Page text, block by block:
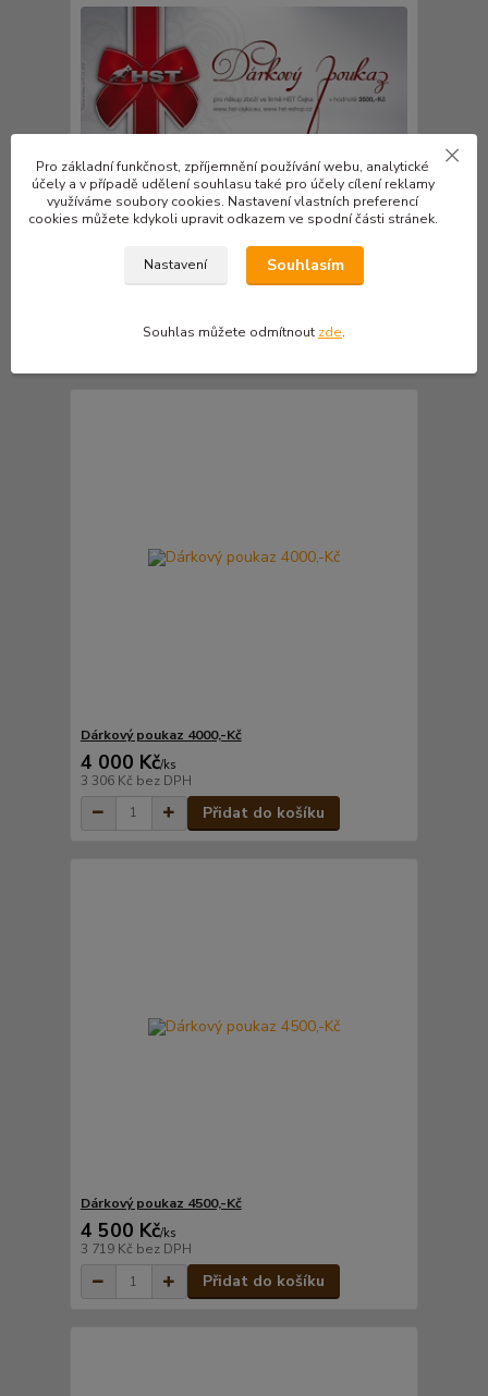
Dárkový poukaz 3500,-Kč
3 500 Kč
Přidat do košíku
Dárkový poukaz 4000,-Kč
4 000 Kč/ks
3 306 Kč bez DPH
Přidat do košíku
Dárkový poukaz 4500,-Kč
4 500 Kč/ks
3 719 Kč bez DPH
Přidat do košíku
Pro základní funkčnost, zpříjemnění používání webu, analytické
účely a v případě udělení souhlasu také pro účely cílení reklamy
využíváme soubory cookies. Nastavení vlastních preferencí
cookies můžete kdykoli upravit odkazem ve spodní části stránek.
Nastavení Souhlasím
Souhlas můžete odmítnout zde.